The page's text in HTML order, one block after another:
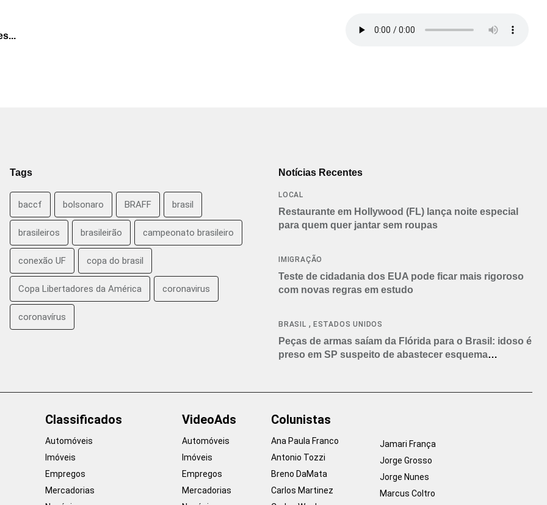
Açaí é reconhecido oficialmente como fruto
Tags
baccf bolsonaro BRAFF brasil
brasileiros brasileirão campeonato brasileiro
conexão UF copa do brasil
Copa Libertadores da América coronavirus
coronavírus
Notícias Recentes
LOCAL
Restaurante em Hollywood (FL) lança noite especial
para quem quer jantar sem roupas
IMIGRAÇÃO
Teste de cidadania dos EUA pode ficar mais rigoroso
com novas regras em estudo
BRASIL , ESTADOS UNIDOS
Peças de armas saíam da Flórida para o Brasil: idoso é
preso em SP suspeito de abastecer esquema
Classificados
Automóveis
Imóveis
Empregos
Mercadorias
VideoAds
Automóveis
Imóveis
Empregos
Mercadorias
Colunistas
Ana Paula Franco
Antonio Tozzi
Breno DaMata
Carlos Martinez
Jamari França
Jorge Grosso
Jorge Nunes
Marcus Coltro